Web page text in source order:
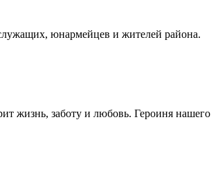
юнармейцев и жителей района.
жизнь, заботу и любовь. Героиня нашего